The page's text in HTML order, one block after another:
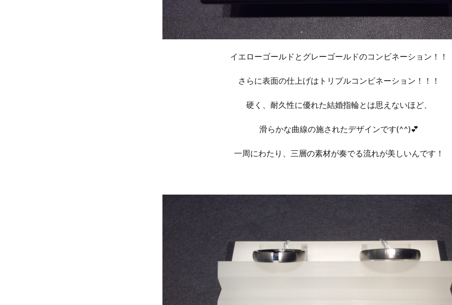
イエローゴールドとグレーゴールドのコンビネーション！！
さらに表面の仕上げはトリプルコンビネーション！！！
硬く、耐久性に優れた結婚指輪とは思えないほど、
滑らかな曲線の施されたデザインです(^^)💕
一周にわたり、三層の素材が奏でる流れが美しいんです！